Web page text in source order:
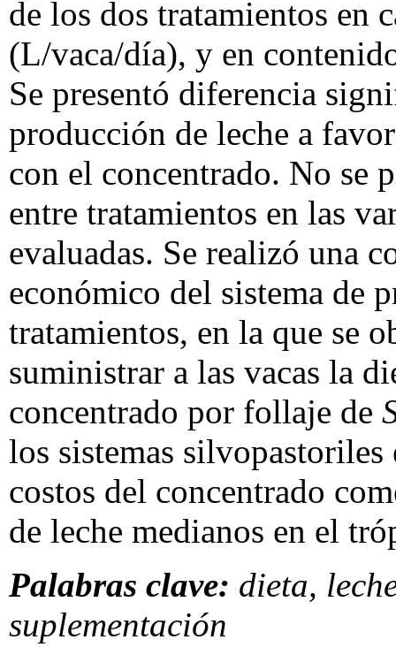
de los dos tratamientos en
(L/vaca/día), y en
Se presentó diferencia
producción de leche a
con el concentrado. No se
entre tratamientos en las
evaluadas. Se realizó una
económico del sistema de
tratamientos, en la que se
suministrar a las vacas la
concentrado por follaje de
los sistemas
costos del concentrado
de leche medianos en el
Palabras clave: dieta,
suplementación